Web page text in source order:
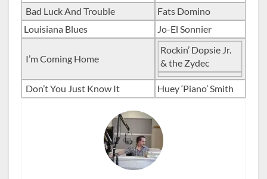
Bad Luck And Trouble
Fats Domino
Louisiana Blues
Jo-El Sonnier
I’m Coming Home
Rockin’ Dopsie Jr.
& the Zydec
Don’t You Just Know It Huey ‘Piano’ Smith